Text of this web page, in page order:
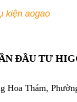
kiện aogao
ĐẦU TƯ
Hoa Thám,